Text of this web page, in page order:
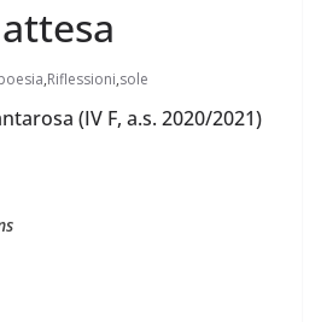
,Riflessioni,sole
(IV F, a.s. 2020/2021)